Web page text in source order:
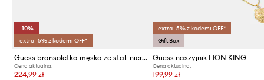
-10%
extra -5% z kodem: OFF*
Guess bransoletka męska ze stali nierdzewnej 4G FRONTIERS
Cena aktualna:
224,99 zł
extra -5% z kodem: OFF*
Gift Box
Guess naszyjnik LION KING
Cena aktualna:
199,99 zł